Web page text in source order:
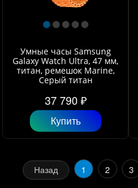
Умные часы Samsung
Galaxy Watch Ultra, 47 мм,
титан, ремешок Marine,
Серый титан
37 790 ₽
Купить
Назад 1 2 3